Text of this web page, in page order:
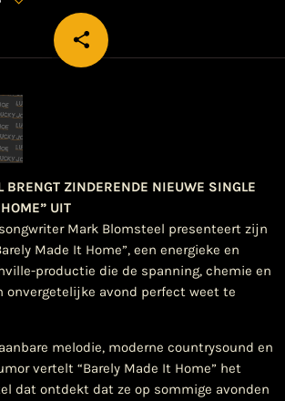
share
email
BRENGT ZINDERENDE NIEUWE SINGLE
UIT
Mark Blomsteel presenteert zijn
Made It Home”, een energieke en
productie die de spanning, chemie en
onvergetelijke avond perfect weet te
melodie, moderne countrysound en
vertelt “Barely Made It Home” het
dat ontdekt dat ze op sommige avonden